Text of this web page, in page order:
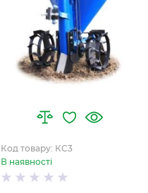
Код товару: КС3
В наявності